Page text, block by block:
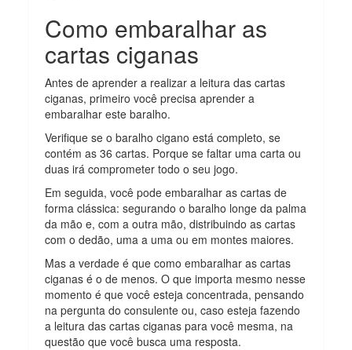
Como embaralhar as
cartas ciganas
Antes de aprender a realizar a leitura das cartas
ciganas, primeiro você precisa aprender a
embaralhar este baralho.
Verifique se o baralho cigano está completo, se
contém as 36 cartas. Porque se faltar uma carta ou
duas irá comprometer todo o seu jogo.
Em seguida, você pode embaralhar as cartas de
forma clássica: segurando o baralho longe da palma
da mão e, com a outra mão, distribuindo as cartas
com o dedão, uma a uma ou em montes maiores.
Mas a verdade é que como embaralhar as cartas
ciganas é o de menos. O que importa mesmo nesse
momento é que você esteja concentrada, pensando
na pergunta do consulente ou, caso esteja fazendo
a leitura das cartas ciganas para você mesma, na
questão que você busca uma resposta.